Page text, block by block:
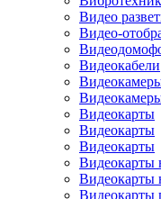
Видео
Видео-
Видеокабели
Видеокарты
Видеокарты
Видеокарты
Видеокарты
Видеокарты
Видеокарты